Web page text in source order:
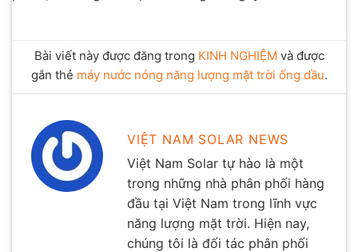
Bài viết này được đăng trong KINH NGHIỆM và được
gắn thẻ máy nước nóng năng lượng mặt trời ống dầu.
VIỆT NAM SOLAR NEWS
Việt Nam Solar tự hào là một
trong những nhà phân phối hàng
đầu tại Việt Nam trong lĩnh vực
năng lượng mặt trời. Hiện nay,
chúng tôi là đối tác phân phối